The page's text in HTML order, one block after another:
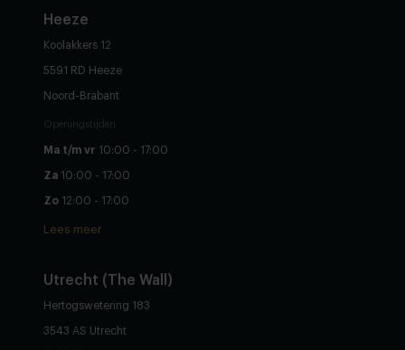
Heeze
Koolakkers 12
5591 RD Heeze
Noord-Brabant
Openingstijden
Ma t/m vr 10:00 - 17:00
Za 10:00 - 17:00
Zo 12:00 - 17:00
Lees meer
Utrecht (The Wall)
Hertogswetering 183
3543 AS Utrecht